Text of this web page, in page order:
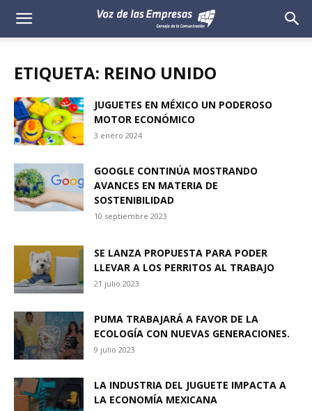
Voz
Empresas
ETIQUETA: REINO UNIDO
JUGUETES EN MÉXICO UN PODEROSO
MOTOR ECONÓMICO
3 enero 2024
GOOGLE CONTINÚA MOSTRANDO
AVANCES EN MATERIA DE
SOSTENIBILIDAD
10 septiembre 2023
SE LANZA PROPUESTA PARA PODER
LLEVAR A LOS PERRITOS AL TRABAJO
21 julio 2023
PUMA TRABAJARÁ A FAVOR DE LA
ECOLOGÍA CON NUEVAS GENERACIONES.
9 julio 2023
LA INDUSTRIA DEL JUGUETE IMPACTA A
LA ECONOMÍA MEXICANA